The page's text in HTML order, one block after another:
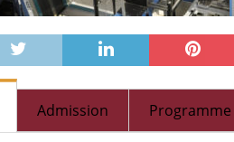
Admission Programme